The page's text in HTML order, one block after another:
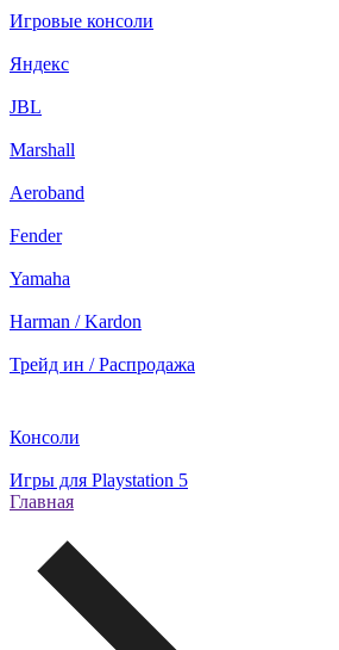
Игровые консоли
Яндекс
JBL
Marshall
Aeroband
Fender
Yamaha
Harman / Kardon
Трейд ин / Распродажа
Консоли
Игры для Playstation 5
Главная